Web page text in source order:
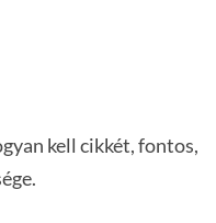
kell cikkét, fontos,